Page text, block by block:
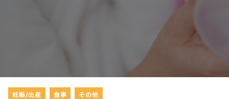
妊娠/出産 食事 その他